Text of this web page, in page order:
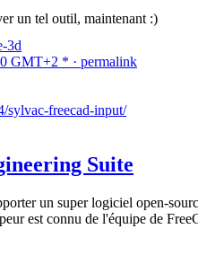
un tel outil, maintenant :)
3d
GMT+2 * · permalink
sylvac-freecad-input/
Suite
un super logiciel open-
est connu de l'équipe de